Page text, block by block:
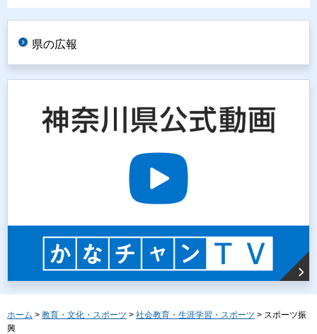
県の広報
ホーム > 教育・文化・スポーツ > 社会教育・生涯学習・スポーツ > スポーツ振
興